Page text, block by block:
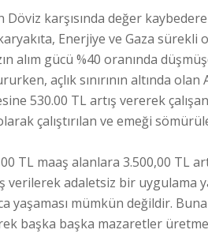
karşısında değer
Enerjiye ve Gaza sürekli
alım gücü %40 oranında
açlık sınırının altında olan
530.00 TL artış vererek
çalıştırılan ve emeği
TL maaş alanlara 3.500,00 TL
verilerek adaletsiz bir uygulama
yaşaması mümkün değildir.
başka başka mazaretler